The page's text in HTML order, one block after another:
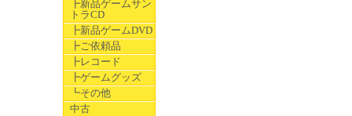
┣新品ゲームサン
トラCD
┣新品ゲームDVD
┣ご依頼品
┣レコード
┣ゲームグッズ
┗その他
中古